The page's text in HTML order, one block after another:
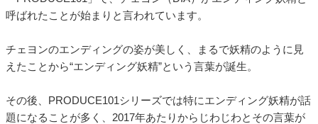
呼ばれたことが始まりと言われています。
チェヨンのエンディングの姿が美しく、まるで妖精のように見
えたことから“エンディング妖精”という言葉が誕生。
その後、PRODUCE101シリーズでは特にエンディング妖精が話
題になることが多く、2017年あたりからじわじわとその言葉が